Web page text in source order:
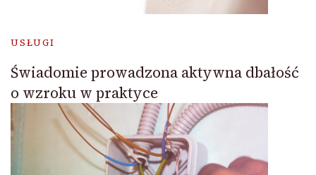
USŁUGI
Świadomie prowadzona aktywna dbałość
o wzroku w praktyce